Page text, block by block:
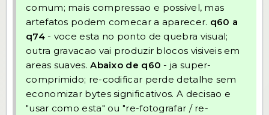
comum; mais compressao e possivel, mas
artefatos podem comecar a aparecer. q60 a
q74- voce esta no ponto de quebra visual;
outra gravacao vai produzir blocos visiveis em
areas suaves.Abaixo de q60 - ja super-
comprimido; re-codificar perde detalhe sem
economizar bytes significativos. A decisao e
"usar como esta" ou "re-fotografar / re-